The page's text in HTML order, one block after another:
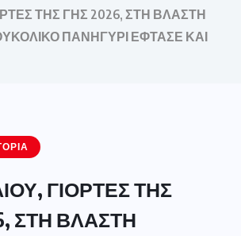
ΤΗΣ ΓΗΣ 2026, ΣΤΗ ΒΛΑΣΤΗ
ΠΑΝΗΓΥΡΙ ΕΦΤΑΣΕ ΚΑΙ
ΓΙΟΡΤΕΣ ΤΗΣ
ΣΤΗ ΒΛΑΣΤΗ